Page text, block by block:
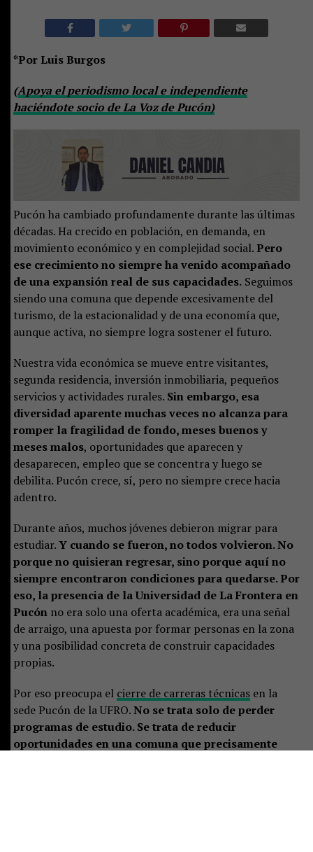
*Por Luis Burgos
(Apoya el periodismo local e independiente
haciéndote socio de La Voz de Pucón)
Pucón ha cambiado profundamente durante las últimas
décadas. Ha crecido en población, en demanda, en
movimiento económico y en complejidad social. Pero
ese crecimiento no siempre ha venido acompañado
de una expansión real de sus capacidades.Seguimos
siendo una comuna que depende excesivamente del
turismo, de la estacionalidad y de una economía que,
aunque activa, no siempre logra sostener el futuro.
Nuestra vida económica se mueve entre visitantes,
segunda residencia, inversión inmobiliaria, pequeños
servicios y actividades rurales. Sin embargo, esa
diversidad aparente muchas veces no alcanza para
romper la fragilidad de fondo, meses buenos y
meses malos, oportunidades que aparecen y
desaparecen, empleo que se concentra y luego se
debilita. Pucón crece, sí, pero no siempre crece hacia
adentro.
Durante años, muchos jóvenes debieron migrar para
estudiar.Y cuando se fueron, no todos volvieron. No
porque no quisieran regresar, sino porque aquí no
siempre encontraron condiciones para quedarse. Por
eso, la presencia de la Universidad de La Frontera en
Pucónno era solo una oferta académica, era una señal
de arraigo, una apuesta por formar personas en la zona
y una posibilidad concreta de construir capacidades
propias.
Por eso preocupa el cierre de carreras técnicasen la
sede Pucón de la UFRO.No se trata solo de perder
programas de estudio. Se trata de reducir
oportunidades en una comuna que precisamente